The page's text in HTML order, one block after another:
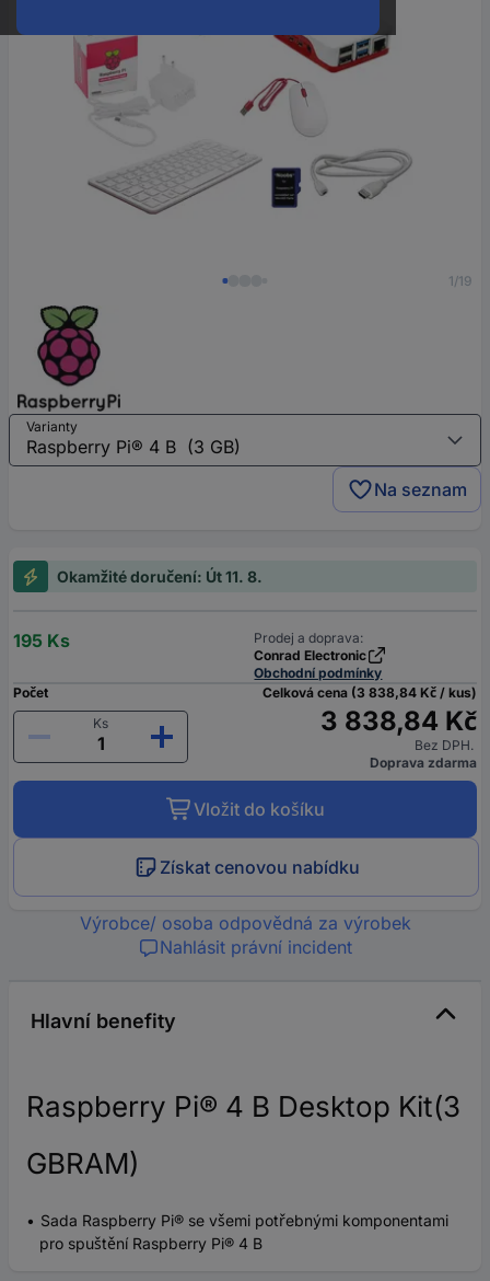
1/19
Varianty
Na seznam
Okamžité doručení: Út 11. 8.
195 Ks
Prodej a doprava:
Conrad Electronic
Obchodní podmínky
Počet
Ks
Celková cena (3 838,84 Kč / kus)
3 838,84 Kč
Bez DPH.
Doprava zdarma
Vložit do košíku
Získat cenovou nabídku
Výrobce/ osoba odpovědná za výrobek
Nahlásit právní incident
Hlavní benefity
Raspberry Pi® 4 B Desktop Kit(3
GBRAM)
Sada Raspberry Pi® se všemi potřebnými komponentami
pro spuštění Raspberry Pi® 4 B